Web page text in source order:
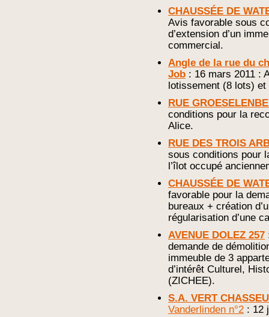
CHAUSSÉE DE
Avis favorable sous
d’extension d’un
commercial.
Angle de la rue du
Job : 16 mars 2011 :
lotissement (8 lots) et
RUE
conditions pour la
Alice.
RUE DES TROIS
sous conditions pour
l’îlot occupé
CHAUSSÉE DE
favorable pour la
bureaux + création
régularisation d’une
AVENUE DOLEZ 257
demande de
immeuble de 3
d’intérêt Culturel,
(ZICHEE).
S.A. VERT
Vanderlinden n°2 : 12